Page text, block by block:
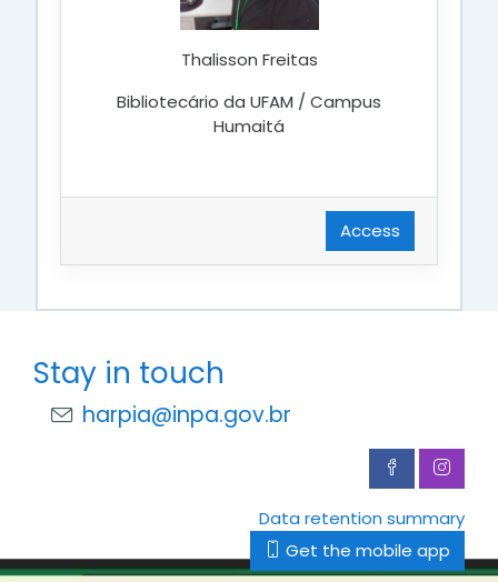
Thalisson Freitas
Bibliotecário da UFAM / Campus
Humaitá
Access
Stay in touch
harpia@inpa.gov.br
Data retention summary
Get the mobile app